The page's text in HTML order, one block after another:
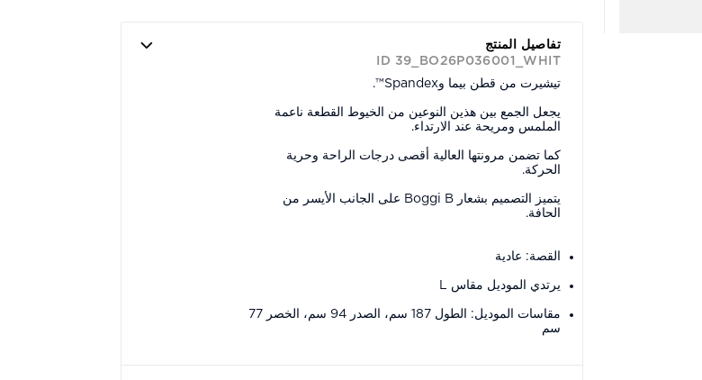
تفاصيل المنتج
ID 39_BO26P036001_WHIT
تيشيرت من قطن بيما وSpandex™.
يجعل الجمع بين هذين النوعين من الخيوط القطعة ناعمة
الملمس ومريحة عند الارتداء.
كما تضمن مرونتها العالية أقصى درجات الراحة وحرية
الحركة.
يتميز التصميم بشعار Boggi B على الجانب الأيسر من
الحافة.
القصة: عادية
يرتدي الموديل مقاس L
مقاسات الموديل: الطول 187 سم، الصدر 94 سم، الخصر 77
سم